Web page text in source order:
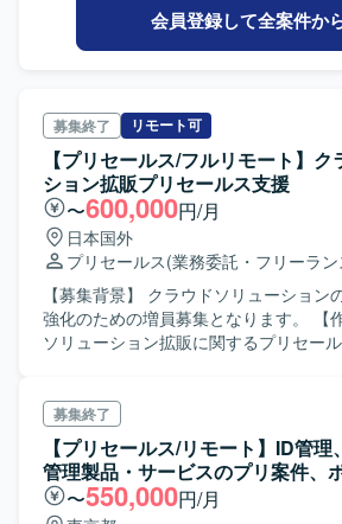
ります。報告資料の整理や取りまとめ
いただける方を歓迎いたします。 【ポジションの魅力】 大
る環境です。営業・技術・ベンダーなど
ルダーとの調整を通じて、上流工程やフ
スキルを高めていただけます。 【開発環境】 通信・テレコ
ム系サービス基盤（クラウドPBX、音声
グ、認証系、プライベートクラウド等）
で業務を行っていただきます。
会員登録して全案件か
募集終了 リモート可
【プリセールス/フルリモート】
ション拡販プリセールス支援
〜600,000円/月
日本国外
プリセールス(業務委託・フリーラン
【募集背景】 クラウドソリューション
強化のための増員募集となります。 【作業内容】 クラウド
ソリューション拡販に関するプリセー
ます。 【求める人物像】 コミュニケーションを取りながら
主体的に動いていける方を求めており
や提案支援のご経験がある方は歓迎です
ション能力があれば実際に業務を行いな
プいただける方を想定しております。 【ポジションの魅
募集終了
【プリセールス/リモート】ID管
管理製品・サービスのプリ案件、
〜550,000円/月